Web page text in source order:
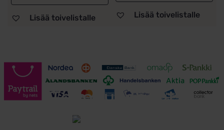
Lisää toivelistalle Lisää toivelistalle
Toimitusehdot